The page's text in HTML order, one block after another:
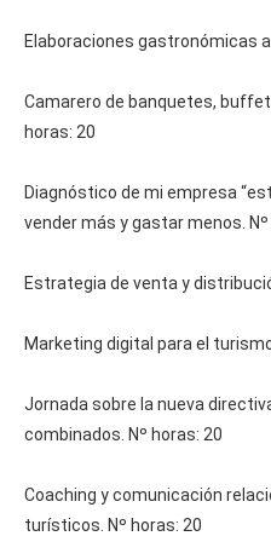
Elaboraciones gastronómicas
Camarero de banquetes,
horas: 20
Diagnóstico de mi empresa
vender más y gastar menos. Nº
Estrategia de venta y
Marketing digital para el
Jornada sobre la nueva
combinados. Nº horas: 20
Coaching y comunicación
turísticos. Nº horas: 20